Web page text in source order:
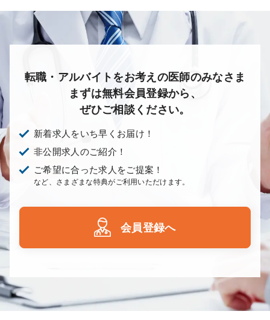
転職・アルバイトをお考えの医師のみなさま
まずは無料会員登録から、
ぜひご相談ください。
新着求人をいち早くお届け！
非公開求人のご紹介！
ご希望に合った求人をご提案！
など、さまざまな特典がご利用いただけます。
会員登録へ